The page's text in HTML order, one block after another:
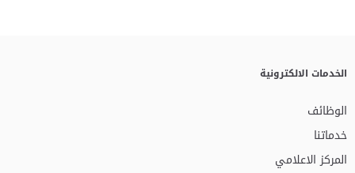
الخدمات الالكترونية
الوظائف
خدماتنا
المركز الاعلامي